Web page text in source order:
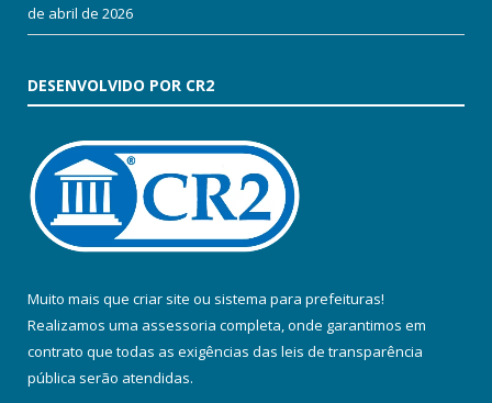
de abril de 2026
DESENVOLVIDO POR CR2
Muito mais que criar site ou sistema para prefeituras!
Realizamos uma assessoria completa, onde garantimos em
contrato que todas as exigências das leis de transparência
pública serão atendidas.